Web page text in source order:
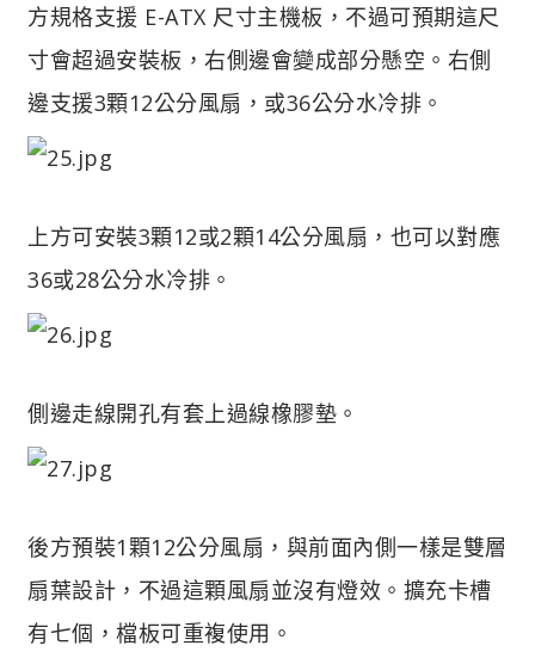
方規格支援 E-ATX 尺寸主機板，不過可預期這尺
寸會超過安裝板，右側邊會變成部分懸空。右側
邊支援3顆12公分風扇，或36公分水冷排。
上方可安裝3顆12或2顆14公分風扇，也可以對應
36或28公分水冷排。
側邊走線開孔有套上過線橡膠墊。
後方預裝1顆12公分風扇，與前面內側一樣是雙層
扇葉設計，不過這顆風扇並沒有燈效。擴充卡槽
有七個，檔板可重複使用。